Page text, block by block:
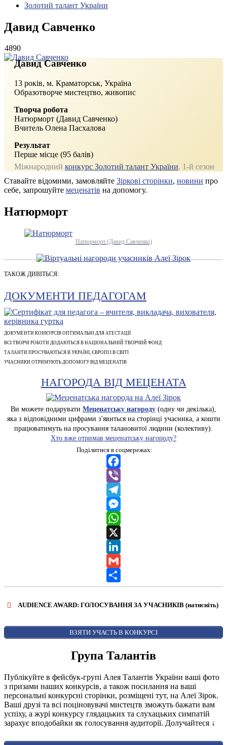
Золотий талант України
Давид Савченко
4890
Давид Савченко
13 років, м. Краматорськ, Україна
Образотворче мистецтво, живопис
Творча робота
Натюрморт (Давид Савченко)
Вчитель Олена Пасхалова
Результат
Перше місце (95 балів)
Міжнародний конкурс Золотий талант України. 1-й сезон
Ставайте відомими, замовляйте Зіркові сторінки, новини про
себе, запрошуйте меценатів на допомогу.
Натюрморт
Натюрморт (Давид Савченко)
ТАКОЖ ДИВІТЬСЯ:
ДОКУМЕНТИ ПЕДАГОГАМ
ДОКУМЕНТИ КОНКУРСІВ ОПТИМАЛЬНІ ДЛЯ АТЕСТАЦІЇ
ВСІ ТВОРЧІ РОБОТИ ДОДАЮТЬСЯ В НАЦІОНАЛЬНИЙ ТВОРЧИЙ ФОНД
ТАЛАНТИ ПРОСУВАЮТЬСЯ В УКРАЇНІ, ЄВРОПІ І В СВІТІ
УЧАСНИКИ ОТРИМУЮТЬ ДОПОМОГУ ВІД МЕЦЕНАТІВ
НАГОРОДА ВІД МЕЦЕНАТА
Ви можете подарувати Меценатську нагороду (одну чи декілька),
яка з відповідними цифрами з'явиться на сторінці учасника, а кошти
працюватимуть на просування талановитої людини (колективу).
Хто вже отримав меценатську нагороду?
Поділитися в соцмережах:
Facebook
Viber
Telegram
Messenger
WhatsApp
X
LinkedIn
Gmail
Share
AUDIENCE AWARD: ГОЛОСУВАННЯ ЗА УЧАСНИКІВ (натисніть)
AUDIENCE AWARD
ВЗЯТИ УЧАСТЬ В КОНКУРСІ
Група Талантів
Публікуйте в фейсбук-групі Алея Талантів України ваші фото
з призами наших конкурсів, а також посилання на ваші
персональні конкурсні сторінки, розміщені тут, на Алеї Зірок.
Ваші друзі та всі поціновувачі мистецтв зможуть бажати вам
успіху, а журі конкурсу глядацьких та слухацьких симпатій
зарахує вподобайки як голосування аудиторії. Долучайтеся ↓